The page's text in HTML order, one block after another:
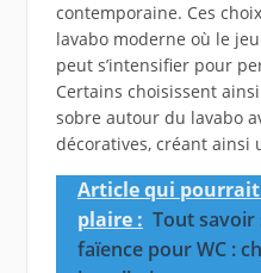
contemporaine. Ces
lavabo moderne où le
peut s’intensifier pour
Certains choisissent
sobre autour du lavabo
décoratives, créant ainsi
Article qui
plaire : Tout savoir
faïence pour WC :